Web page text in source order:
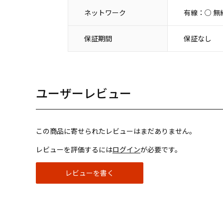
ネットワーク 有線：○ 無
保証期間 保証なし
ユーザーレビュー
この商品に寄せられたレビューはまだありません。
レビューを評価するにはログインが必要です。
レビューを書く